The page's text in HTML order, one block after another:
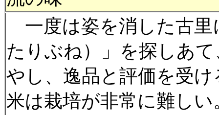
一度は姿を消した古里
たりぶね）」を探しあ
やし、逸品と評価を受
米は栽培が非常に難し